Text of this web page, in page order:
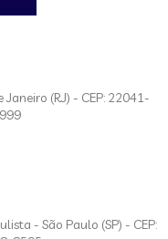
(RJ) - CEP: 22041-
- São Paulo (SP) - CEP: